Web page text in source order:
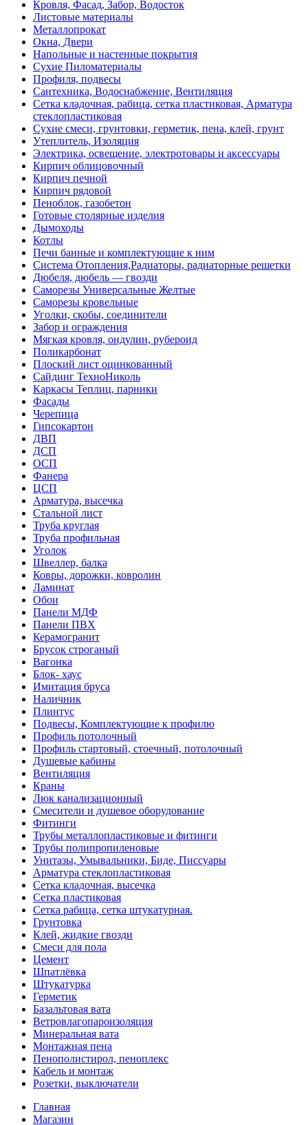
Кровля, Фасад, Забор, Водосток
Листовые материалы
Металлопрокат
Окна, Двери
Напольные и настенные покрытия
Сухие Пиломатериалы
Профиля, подвесы
Сантехника, Водоснабжение, Вентиляция
Сетка кладочная, рабица, сетка пластиковая, Арматура
стеклопластиковая
Сухие смеси, грунтовки, герметик, пена, клей, грунт
Утеплитель, Изоляция
Электрика, освещение, электротовары и аксессуары
Кирпич облицовочный
Кирпич печной
Кирпич рядовой
Пеноблок, газобетон
Готовые столярные изделия
Дымоходы
Котлы
Печи банные и комплектующие к ним
Система Отопления,Радиаторы, радиаторные решетки
Дюбеля, дюбель — гвозди
Саморезы Универсальные Желтые
Саморезы кровельные
Уголки, скобы, соединители
Забор и ограждения
Мягкая кровля, ондулин, рубероид
Поликарбонат
Плоский лист оцинкованный
Сайдинг ТехноНиколь
Каркасы Теплиц, парники
Фасады
Черепица
Гипсокартон
ДВП
ДСП
ОСП
Фанера
ЦСП
Арматура, высечка
Стальной лист
Труба круглая
Труба профильная
Уголок
Швеллер, балка
Ковры, дорожки, ковролин
Ламинат
Обои
Панели МДФ
Панели ПВХ
Керамогранит
Брусок строганый
Вагонка
Блок- хаус
Имитация бруса
Наличник
Плинтус
Подвесы, Комплектующие к профилю
Профиль потолочный
Профиль стартовый, стоечный, потолочный
Душевые кабины
Вентиляция
Краны
Люк канализационный
Смесители и душевое оборудование
Фитинги
Трубы металлопластиковые и фитинги
Трубы полипропиленовые
Унитазы, Умывальники, Биде, Писсуары
Арматура стеклопластиковая
Сетка кладочная, высечка
Сетка пластиковая
Сетка рабица, сетка штукатурная.
Грунтовка
Клей, жидкие гвозди
Смеси для пола
Цемент
Шпатлёвка
Штукатурка
Герметик
Базальтовая вата
Ветровлагопароизоляция
Минеральная вата
Монтажная пена
Пенополистирол, пеноплекс
Кабель и монтаж
Розетки, выключатели
Главная
Магазин